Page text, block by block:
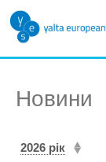
Новини
2026 рік